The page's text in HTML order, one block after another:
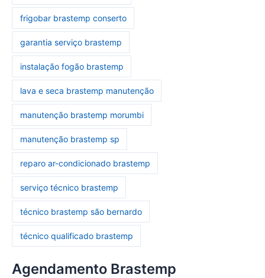
frigobar brastemp conserto
garantia serviço brastemp
instalação fogão brastemp
lava e seca brastemp manutenção
manutenção brastemp morumbi
manutenção brastemp sp
reparo ar-condicionado brastemp
serviço técnico brastemp
técnico brastemp são bernardo
técnico qualificado brastemp
Agendamento Brastemp